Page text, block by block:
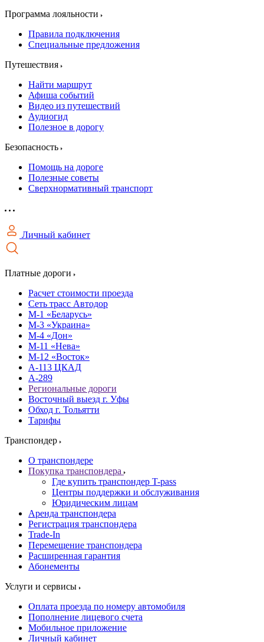
Программа лояльности
Правила подключения
Специальные предложения
Путешествия
Найти маршрут
Афиша событий
Видео из путешествий
Аудиогид
Полезное в дорогу
Безопасность
Помощь на дороге
Полезные советы
Сверхнормативный транспорт
Личный кабинет
Платные дороги
Расчет стоимости проезда
Сеть трасс Автодор
М-1 «Беларусь»
М-3 «Украина»
М-4 «Дон»
М-11 «Нева»
М-12 «Восток»
А-113 ЦКАД
А-289
Региональные дороги
Восточный выезд г. Уфы
Обход г. Тольятти
Тарифы
Транспондер
О транспондере
Покупка транспондера
Где купить транспондер T-pass
Центры поддержки и обслуживания
Юридическим лицам
Аренда транспондера
Регистрация транспондера
Trade-In
Перемещение транспондера
Расширенная гарантия
Абонементы
Услуги и сервисы
Оплата проезда по номеру автомобиля
Пополнение лицевого счета
Мобильное приложение
Личный кабинет